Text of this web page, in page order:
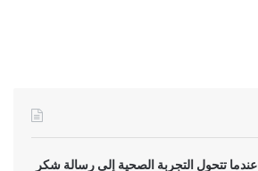
عندما تتحول التجربة الصحية إلى رسالة شكر